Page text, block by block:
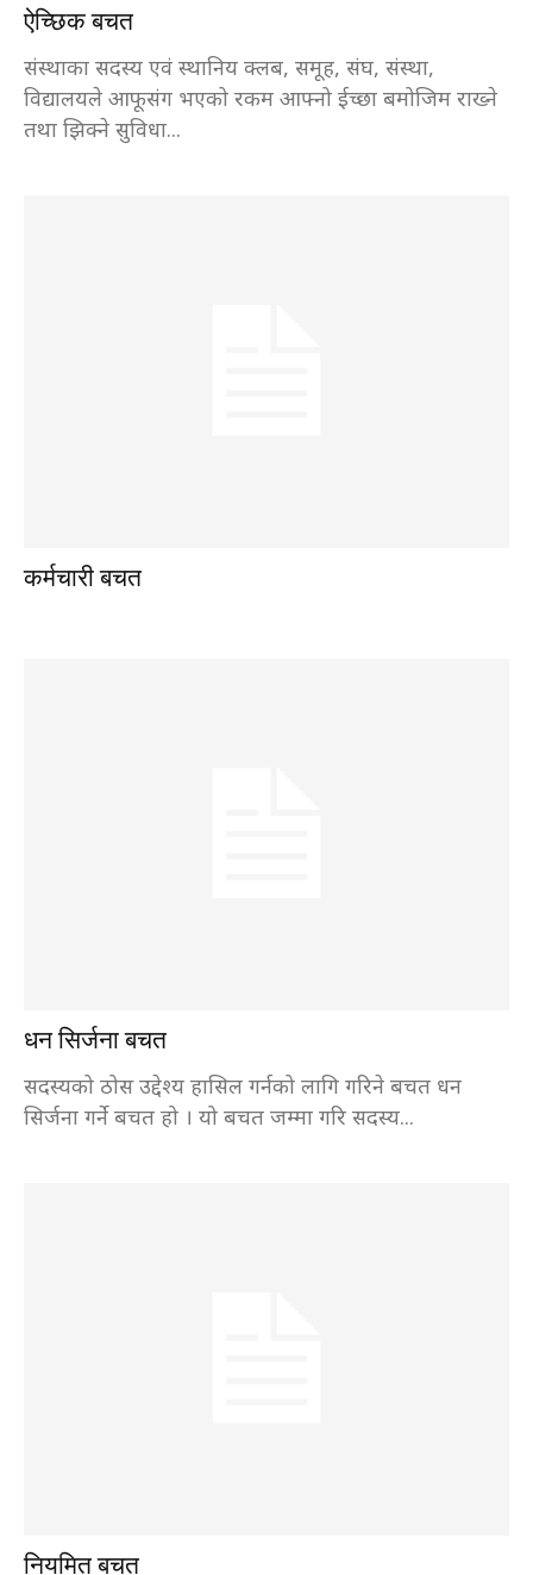
ऐच्छिक बचत
संस्थाका सदस्य एवं स्थानिय क्लब, समूह, संघ, संस्था,
विद्यालयले आफूसंग भएको रकम आफ्नो ईच्छा बमोजिम राख्ने
तथा झिक्ने सुविधा...
कर्मचारी बचत
धन सिर्जना बचत
सदस्यको ठोस उद्देश्य हासिल गर्नको लागि गरिने बचत धन
सिर्जना गर्ने बचत हो । यो बचत जम्मा गरि सदस्य...
नियमित बचत